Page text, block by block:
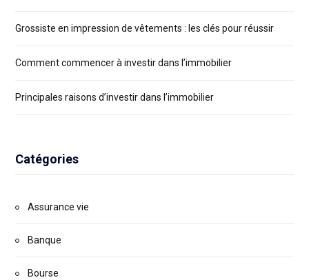
Grossiste en impression de vêtements : les clés pour réussir
Comment commencer à investir dans l’immobilier
Principales raisons d’investir dans l’immobilier
Catégories
Assurance vie
Banque
Bourse